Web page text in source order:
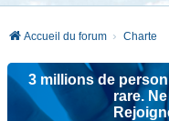
Accueil du forum Charte
3 millions de
rare.